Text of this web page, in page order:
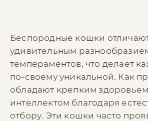
Беспородные кошки
удивительным
темпераментов, что делает
по-своему уникальной. Как
обладают крепким
интеллектом благодаря
отбору. Эти кошки часто